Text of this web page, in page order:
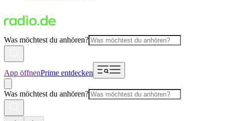
Was möchtest du anhören?
App öffnenPrime entdecken
Was möchtest du anhören?